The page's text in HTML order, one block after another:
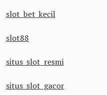
slot bet kecil
slot88
situs slot resmi
situs slot gacor